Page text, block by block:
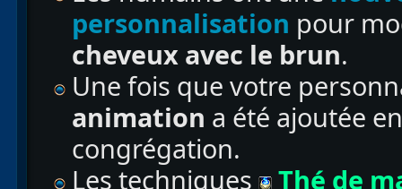
personnalisation pour
cheveux avec le brun.
Une fois que votre
animation a été ajoutée
congrégation.
Les techniques
Thé de